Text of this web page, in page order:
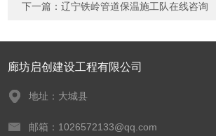
下一篇：辽宁铁岭管道保温施工队在线咨询
廊坊启创建设工程有限公司
地址：大城县
邮箱：1026572133@qq.com